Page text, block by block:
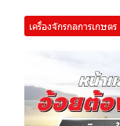
เครื่องจักรกลการเกษตร